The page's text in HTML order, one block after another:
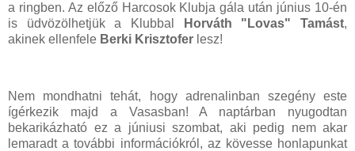
a ringben. Az előző Harcosok Klubja gála után június 10-én
is üdvözölhetjük a Klubbal
Horváth "Lovas" Tamást,
akinek ellenfele Berki Krisztofer lesz!
Nem mondhatni tehát, hogy adrenalinban szegény este
ígérkezik majd a Vasasban! A naptárban nyugodtan
bekarikázható ez a júniusi szombat, aki pedig nem akar
lemaradt a további információkról, az kövesse honlapunkat